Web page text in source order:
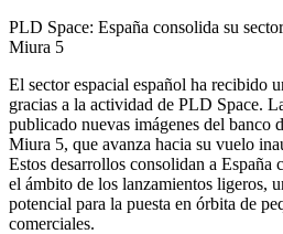
PLD Space: España consolida su
Miura 5
El sector espacial español ha recibido
gracias a la actividad de PLD Space.
publicado nuevas imágenes del banco
Miura 5, que avanza hacia su vuelo
Estos desarrollos consolidan a España
el ámbito de los lanzamientos ligeros,
potencial para la puesta en órbita de
comerciales.